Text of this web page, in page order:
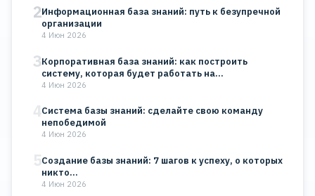
2Информационная база знаний: путь к безупречной
организации
4 Июн 2026
3Корпоративная база знаний: как построить
систему, которая будет работать на…
4 Июн 2026
4Система базы знаний: сделайте свою команду
непобедимой
4 Июн 2026
5Создание базы знаний: 7 шагов к успеху, о которых
никто…
4 Июн 2026